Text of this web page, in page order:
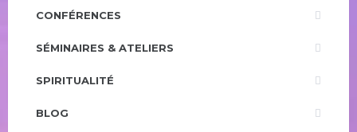
CONFÉRENCES
SÉMINAIRES & ATELIERS
SPIRITUALITÉ
BLOG